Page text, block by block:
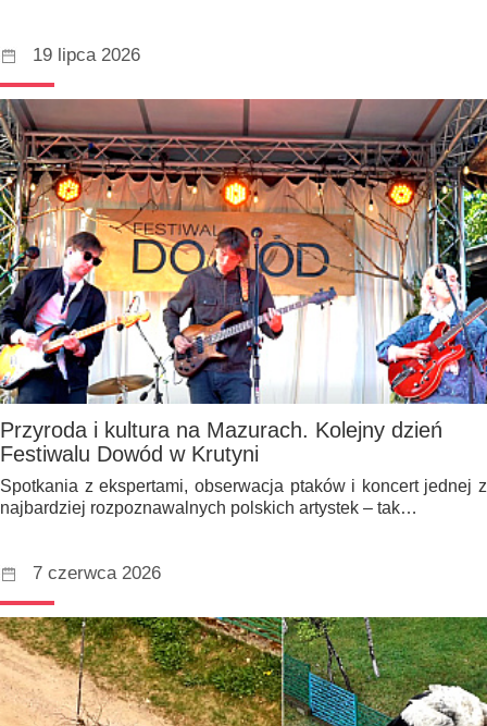
19 lipca 2026
Przyroda i kultura na Mazurach. Kolejny dzień
Festiwalu Dowód w Krutyni
Spotkania z ekspertami, obserwacja ptaków i koncert jednej z
najbardziej rozpoznawalnych polskich artystek – tak…
7 czerwca 2026